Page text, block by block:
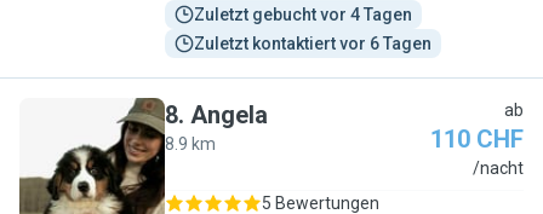
Zuletzt gebucht vor 4 Tagen
Zuletzt kontaktiert vor 6 Tagen
A
8. Angela
8.9 km
ab
110 CHF
/nacht
5 Bewertungen